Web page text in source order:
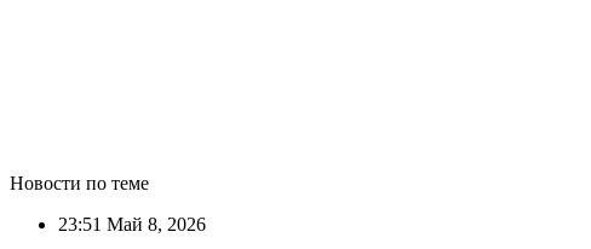
Новости по теме
23:51 Май 8, 2026